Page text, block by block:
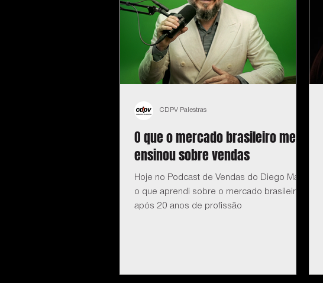
O que o mercado brasileiro me
ensinou sobre vendas
Hoje no Podcast de Vendas do Diego Maia:
o que aprendi sobre o mercado brasileiro
após 20 anos de profissão
CDPV Palestras